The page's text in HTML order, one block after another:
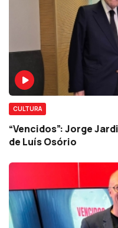
CULTURA
“Vencidos”: Jorge
de Luís Osório